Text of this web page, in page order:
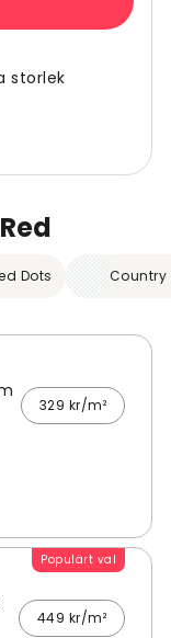
Dots Country
329 kr/m²
Populärt val
449 kr/m²
storlek